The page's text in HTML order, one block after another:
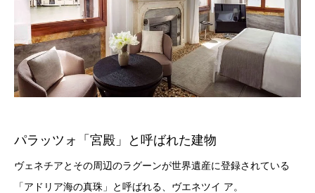
パラッツォ「宮殿」と呼ばれた建物
ヴェネチアとその周辺のラグーンが世界遺産に登録されている
「アドリア海の真珠」と呼ばれる、ヴエネツイ ア。